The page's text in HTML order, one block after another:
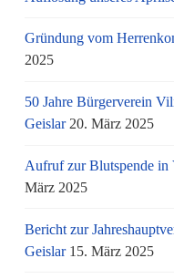
Gründung vom
2025
50 Jahre Bürgerverein
Geislar 20. März 2025
Aufruf zur Blutspende
März 2025
Bericht zur
Geislar 15. März 2025